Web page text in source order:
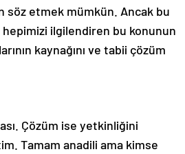
söz etmek mümkün. Ancak bu
hepimizi ilgilendiren bu konunun
kaynağını ve tabii çözüm
Çözüm ise yetkinliğini
Tamam anadili ama kimse